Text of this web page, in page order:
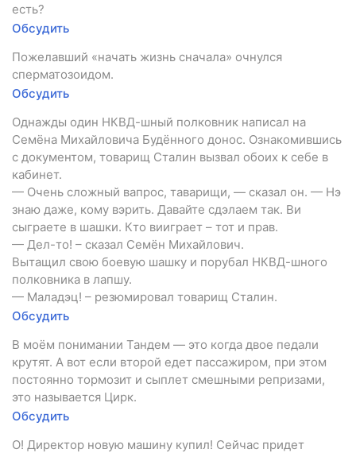
есть?
Обсудить
Пожелавший «начать жизнь сначала» очнулся
сперматозоидом.
Обсудить
Однажды один НКВД-шный полковник написал на
Семёна Михайловича Будённого донос. Ознакомившись
с документом, товарищ Сталин вызвал обоих к себе в
кабинет.
— Очень сложный вапрос, таварищи, — сказал он. — Нэ
знаю даже, кому вэрить. Давайте сдэлаем так. Ви
сыграете в шашки. Кто вииграет – тот и прав.
— Дел-то! – сказал Семён Михайлович.
Вытащил свою боевую шашку и порубал НКВД-шного
полковника в лапшу.
— Маладэц! – резюмировал товарищ Сталин.
Обсудить
В моём понимании Тандем — это когда двое педали
крутят. А вот если второй едет пассажиром, при этом
постоянно тормозит и сыплет смешными репризами,
это называется Цирк.
Обсудить
О! Директор новую машину купил! Сейчас придет